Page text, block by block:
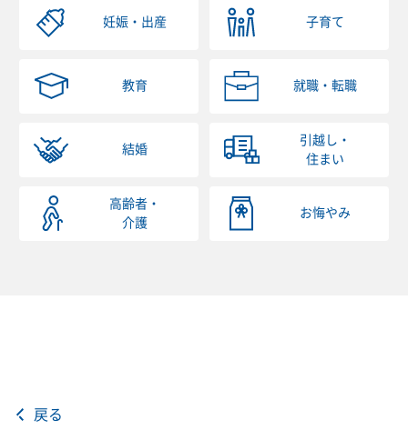
妊娠・出産 子育て
教育 就職・転職
結婚
引越し・
住まい
高齢者・
介護
お悔やみ
戻る